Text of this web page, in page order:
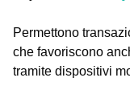
Permettono
che favoriscono
tramite dispositivi